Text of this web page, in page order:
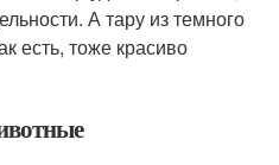
А тару из темного
есть, тоже красиво